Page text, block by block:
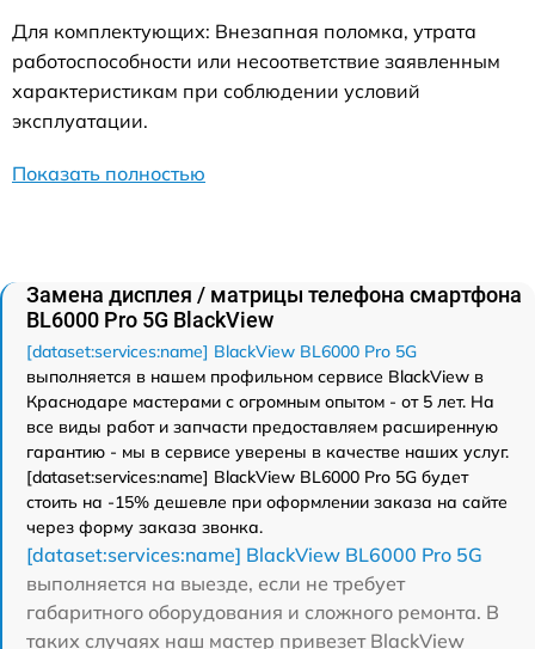
Для комплектующих: Внезапная поломка, утрата
работоспособности или несоответствие заявленным
характеристикам при соблюдении условий
эксплуатации.
Показать полностью
Замена дисплея / матрицы телефона смартфона
BL6000 Pro 5G BlackView
[dataset:services:name] BlackView BL6000 Pro 5G
выполняется в нашем профильном сервисе BlackView в
Краснодаре мастерами с огромным опытом - от 5 лет. На
все виды работ и запчасти предоставляем расширенную
гарантию - мы в сервисе уверены в качестве наших услуг.
[dataset:services:name] BlackView BL6000 Pro 5G будет
стоить на -15% дешевле при оформлении заказа на сайте
через форму заказа звонка.
[dataset:services:name] BlackView BL6000 Pro 5G
выполняется на выезде, если не требует
габаритного оборудования и сложного ремонта. В
таких случаях наш мастер привезет BlackView